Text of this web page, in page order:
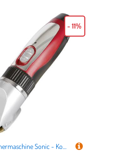
Kerbl Akku-Schermaschine Sonic - Komplettset
- 11%